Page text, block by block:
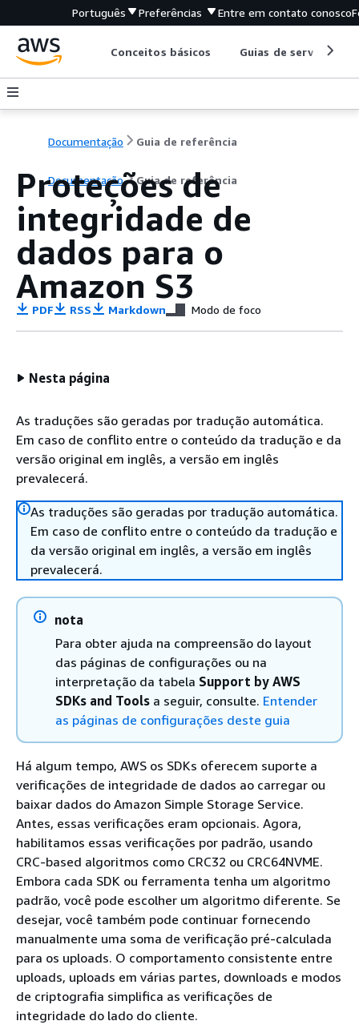
Português Preferências Entre em contato conosco
Conceitos básicos Guias de serviço
Documentação Guia de referência
Documentação Guia de referência
Proteções de
integridade de
dados para o
Amazon S3
PDF RSS Markdown Modo de foco
Nesta página
As traduções são geradas por tradução automática.
Em caso de conflito entre o conteúdo da tradução e da
versão original em inglês, a versão em inglês
prevalecerá.
As traduções são geradas por tradução automática.
Em caso de conflito entre o conteúdo da tradução e
da versão original em inglês, a versão em inglês
prevalecerá.
nota
Para obter ajuda na compreensão do layout
das páginas de configurações ou na
interpretação da tabela Support by AWS
SDKs and Tools a seguir, consulte. Entender
as páginas de configurações deste guia
Há algum tempo, AWS os SDKs oferecem suporte a
verificações de integridade de dados ao carregar ou
baixar dados do Amazon Simple Storage Service.
Antes, essas verificações eram opcionais. Agora,
habilitamos essas verificações por padrão, usando
CRC-based algoritmos como CRC32 ou CRC64NVME.
Embora cada SDK ou ferramenta tenha um algoritmo
padrão, você pode escolher um algoritmo diferente. Se
desejar, você também pode continuar fornecendo
manualmente uma soma de verificação pré-calculada
para os uploads. O comportamento consistente entre
uploads, uploads em várias partes, downloads e modos
de criptografia simplifica as verificações de
integridade do lado do cliente.